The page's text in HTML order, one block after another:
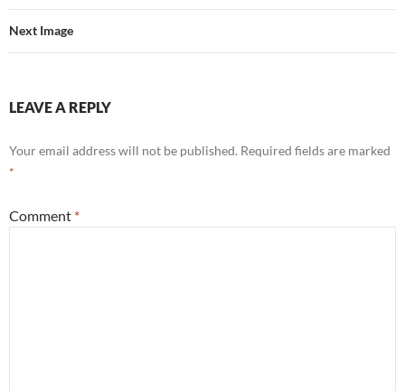
Next Image
LEAVE A REPLY
Your email address will not be published. Required fields are marked
*
Comment *